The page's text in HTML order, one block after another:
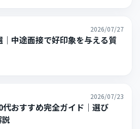
2026/07/27
中途面接で好印象を与える質
2026/07/23
おすすめ完全ガイド｜選び